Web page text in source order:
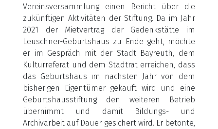
Vereinsversammlung einen Bericht über die
zukünftigen Aktivitäten der Stiftung. Da im Jahr
2021 der Mietvertrag der Gedenkstätte im
Leuschner-Geburtshaus zu Ende geht, möchte
er im Gespräch mit der Stadt Bayreuth, dem
Kulturreferat und dem Stadtrat erreichen, dass
das Geburtshaus im nächsten Jahr von dem
bisherigen Eigentümer gekauft wird und eine
Geburtshausstiftung den weiteren Betrieb
übernimmt und damit Bildungs- und
Archivarbeit auf Dauer gesichert wird. Er betonte,